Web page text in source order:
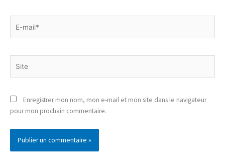
mail*
Enregistrer mon nom, mon e-mail et mon site dans le navigateur
pour mon prochain commentaire.